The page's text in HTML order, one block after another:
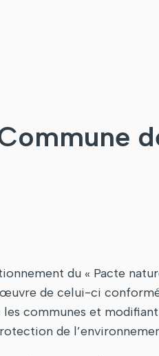
du « Pacte
de celui-ci
communes et
de